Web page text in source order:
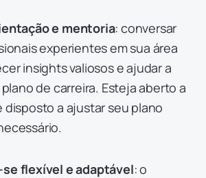
e mentoria: conversar
experientes em sua área
insights valiosos e ajudar a
de carreira. Esteja aberto a
disposto a ajustar seu plano
flexível e adaptável: o